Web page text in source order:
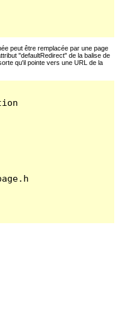
peut être remplacée par une page
"defaultRedirect" de la balise de
qu'il pointe vers une URL de la